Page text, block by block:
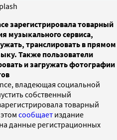
зарегистрировала товарный
музыкального сервиса,
транслировать в прямом
Также пользователи
и загружать фотографии
владеющая социальной
собственный
товарный
сообщает издание
данные регистрационных